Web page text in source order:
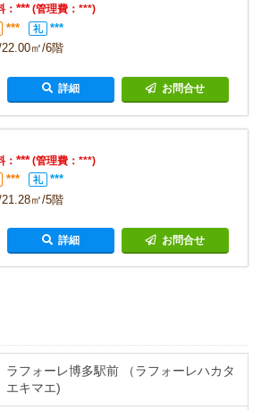
： ***(管理費：***)
*** 礼
***
㎡/6階
詳細 お問合せ
： ***(管理費：***)
*** 礼
***
㎡/5階
詳細 お問合せ
ラフォーレ博多駅前 （ラフォーレハカタ
エキマエ)